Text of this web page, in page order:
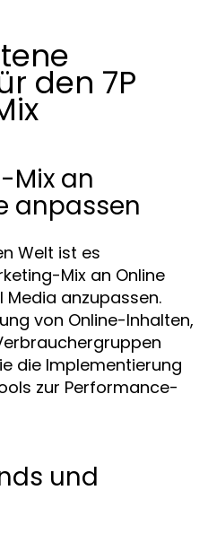
den 7P
Mix an
anpassen
Welt ist es
Mix an Online
anzupassen.
von Online-Inhalten,
die Implementierung
zur Performance-
und